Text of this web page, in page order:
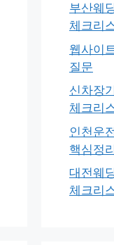
부산웨
체크리
웹사이
질문
신차장
체크리
인천운
핵심정
대전웨
체크리